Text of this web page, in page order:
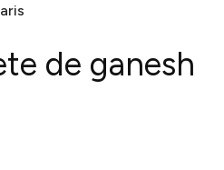
de ganesh